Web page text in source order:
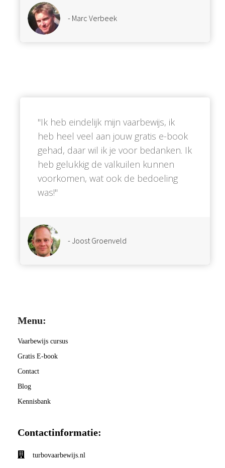
- Marc Verbeek
''Ik heb eindelijk mijn vaarbewijs, ik
heb heel veel aan jouw gratis e-book
gehad, daar wil ik je voor bedanken. Ik
heb gelukkig de valkuilen kunnen
voorkomen, wat ook de bedoeling
was!''
- Joost Groenveld
Menu:
Vaarbewijs cursus
Gratis E-book
Contact
Blog
Kennisbank
Contactinformatie:
turbovaarbewijs.nl